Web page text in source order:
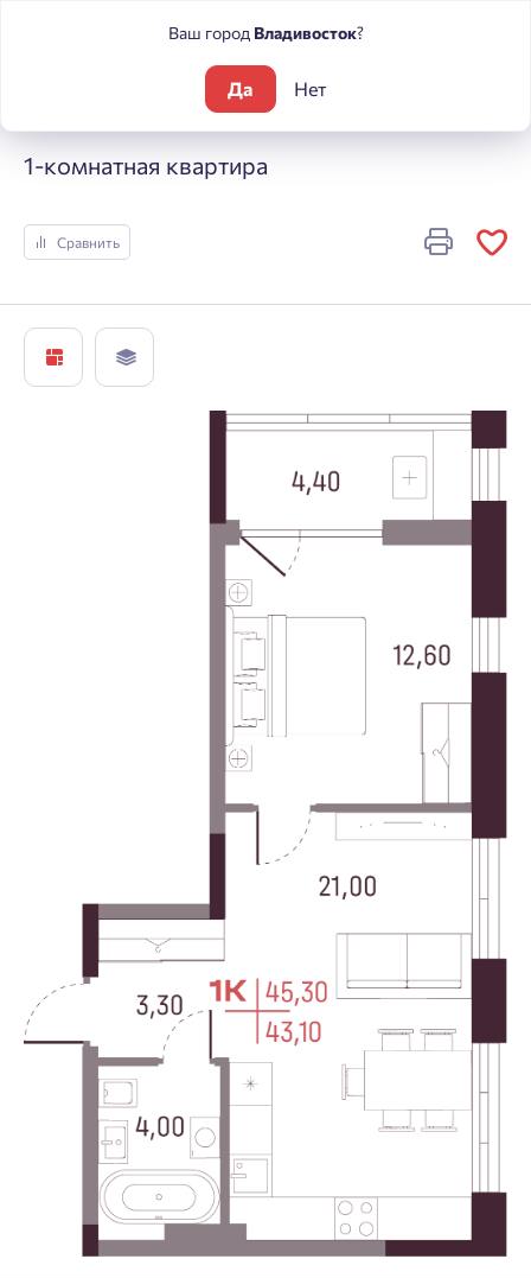
А +
1-комнатная квартира
Сравнить
Ваш город Владивосток?
Да Нет